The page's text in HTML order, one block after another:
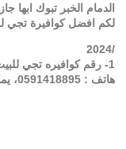
الدمام الخبر تبوك ابها
لكم افضل كوافيرة تجي
/2024
1- رقم كوافيره تجي للبيت بالرياض
هاتف : 0591418895،